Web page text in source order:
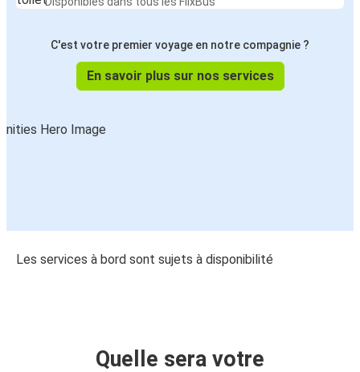
C'est votre premier voyage en notre compagnie ?
En savoir plus sur nos services
Les services à bord sont sujets à disponibilité
Quelle sera votre